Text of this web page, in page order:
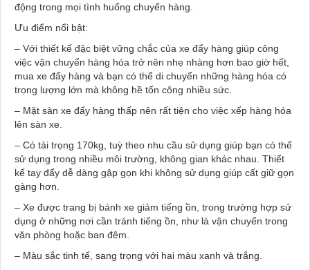
động trong mọi tình huống chuyển hàng.
Ưu điểm nổi bật:
– Với thiết kế đặc biệt vững chắc của xe đẩy hàng giúp công
việc vận chuyển hàng hóa trở nên nhẹ nhàng hơn bao giờ hết,
mua xe đẩy hàng và bạn có thể di chuyển những hàng hóa có
trọng lượng lớn mà không hề tốn công nhiều sức.
– Mặt sàn xe đẩy hàng thấp nên rất tiện cho việc xếp hàng hóa
lên sàn xe.
– Có tải trọng 170kg, tuỳ theo nhu cầu sử dụng giúp bạn có thể
sử dụng trong nhiều môi trường, không gian khác nhau. Thiết
kế tay đẩy dễ dàng gập gọn khi không sử dụng giúp cất giữ gọn
gàng hơn.
– Xe được trang bị bánh xe giảm tiếng ồn, trong trường hợp sử
dụng ở những nơi cần tránh tiếng ồn, như là vận chuyển trong
văn phòng hoặc ban đêm.
– Màu sắc tinh tế, sang trọng với hai màu xanh và trắng.